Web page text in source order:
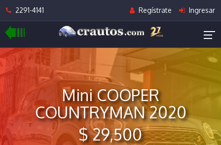
2291-4141 Regístrate Ingresar
Mini COOPER
COUNTRYMAN 2020
$ 29,500